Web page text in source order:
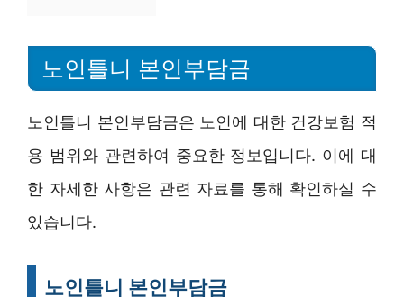
노인틀니 본인부담금
노인틀니 본인부담금은 노인에 대한 건강보험 적
용 범위와 관련하여 중요한 정보입니다. 이에 대
한 자세한 사항은 관련 자료를 통해 확인하실 수
있습니다.
노인틀니 본인부담금